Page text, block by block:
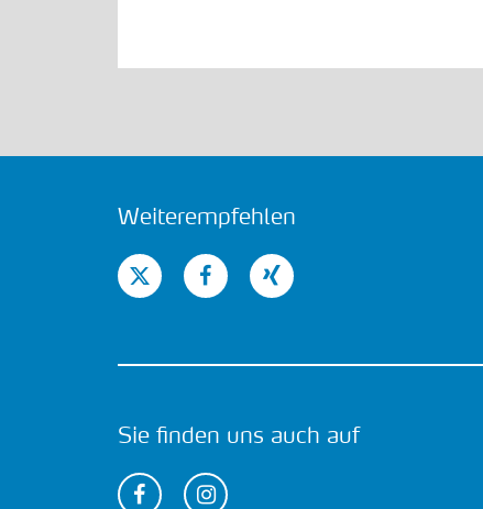
Weiterempfehlen
Sie finden uns auch auf